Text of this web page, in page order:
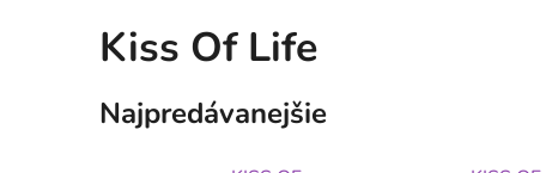
Kiss Of Life
Najpredávanejšie